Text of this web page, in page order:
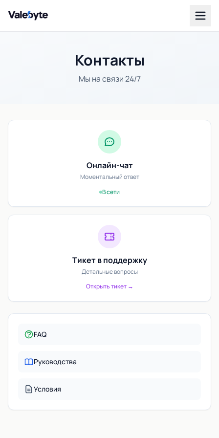
Valebyte
Контакты
Мы на связи 24/7
Онлайн-чат
Моментальный ответ
В сети
Тикет в поддержку
Детальные вопросы
Открыть тикет →
FAQ
Руководства
Условия